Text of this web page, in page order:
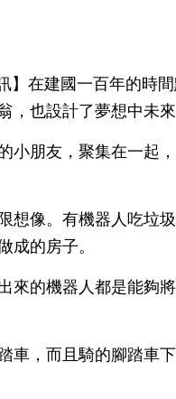
】在建國一百年的時
，也設計了夢想中未來
小朋友，聚集在一起
想像。有機器人吃垃
成的房子。
來的機器人都是能夠
車，而且騎的腳踏車